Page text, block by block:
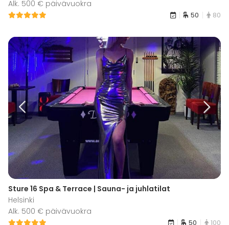
Alk. 500 € päivävuokra
50 80
Sture 16 Spa & Terrace | Sauna- ja juhlatilat
Helsinki
Alk. 500 € päivävuokra
50 100